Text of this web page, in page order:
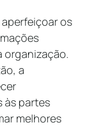
os
organização.
a
às partes
melhores